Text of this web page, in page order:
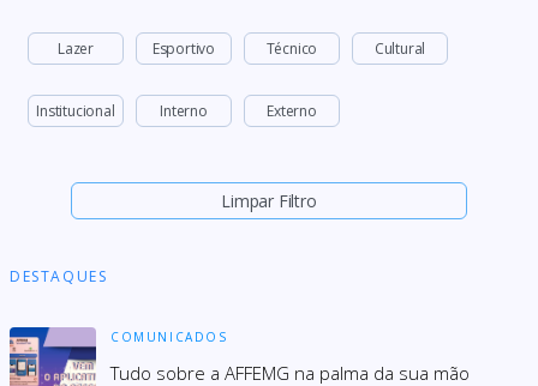
Lazer Esportivo Técnico Cultural
Institucional Interno Externo
Limpar Filtro
DESTAQUES
COMUNICADOS
Tudo sobre a AFFEMG na palma da sua mão